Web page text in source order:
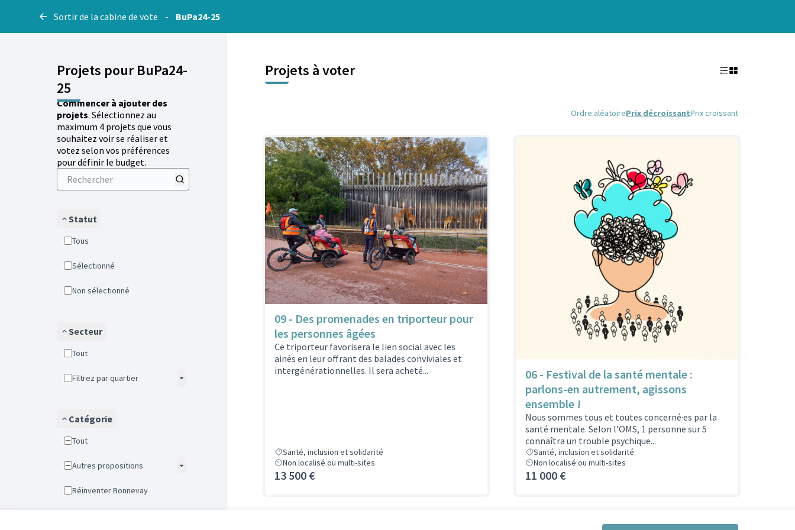
Sortir de la cabine de vote - BuPa24-25
Projets pour BuPa24-
25
Commencer à ajouter des
projets. Sélectionnez au
maximum 4 projets que vous
souhaitez voir se réaliser et
votez selon vos préférences
pour définir le budget.
Statut
Tous
Sélectionné
Non sélectionné
Secteur
Tout
Filtrez par quartier
Catégorie
Tout
Autres propositions
Réinventer Bonnevay
Projets à voter
Ordre aléatoirePrix décroissantPrix croissant
09 - Des promenades en triporteur pour
les personnes âgées
Ce triporteur favorisera le lien social avec les
ainés en leur offrant des balades conviviales et
intergénérationnelles. Il sera acheté...
Santé, inclusion et solidarité
Non localisé ou multi-sites
13 500 €
06 - Festival de la santé mentale :
parlons-en autrement, agissons
ensemble !
Nous sommes tous et toutes concerné·es par la
santé mentale. Selon l’OMS, 1 personne sur 5
connaîtra un trouble psychique...
Santé, inclusion et solidarité
Non localisé ou multi-sites
11 000 €